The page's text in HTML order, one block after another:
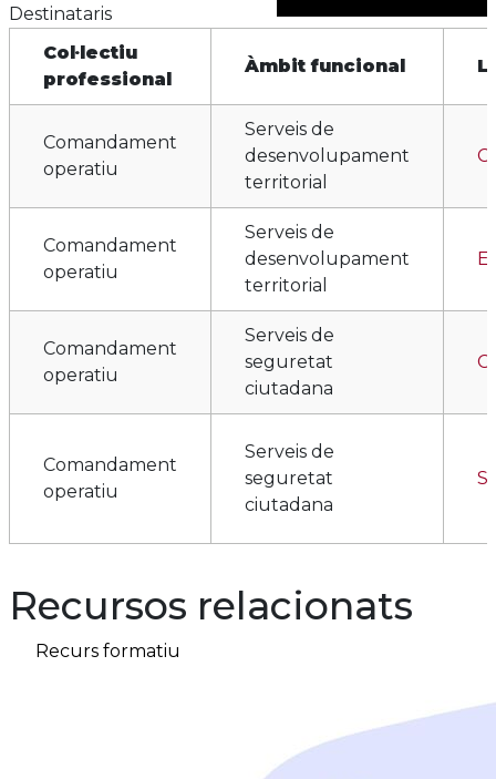
Destinataris
Col·lectiu
professional
Àmbit funcional
Comandament
operatiu
Serveis de
desenvolupament
territorial
Comandament
operatiu
Serveis de
desenvolupament
territorial
Comandament
operatiu
Serveis de
seguretat
ciutadana
Comandament
operatiu
Serveis de
seguretat
ciutadana
Comandament
operatiu
Transversal
Transversal
Recursos relacionats
Recurs formatiu